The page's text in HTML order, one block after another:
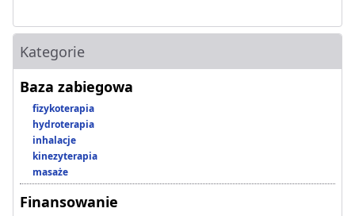
Kategorie
Baza zabiegowa
fizykoterapia
hydroterapia
inhalacje
kinezyterapia
masaże
Finansowanie